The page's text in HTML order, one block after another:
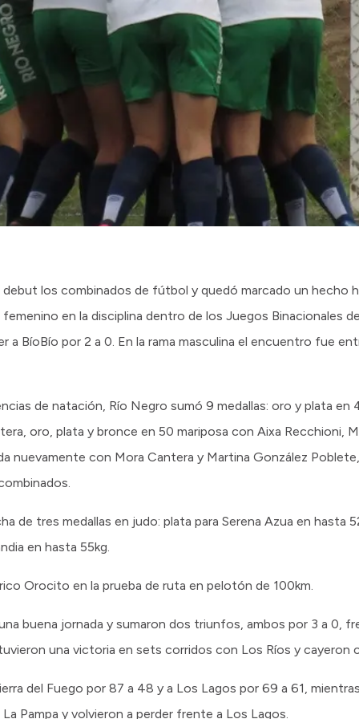
los combinados de fútbol y quedó marcado un hecho
en la disciplina dentro de los Juegos Binacionales
BíoBío por 2 a 0. En la rama masculina el encuentro fue
de natación, Río Negro sumó 9 medallas: oro y plata en
oro, plata y bronce en 50 mariposa con Aixa Recchioni,
nuevamente con Mora Cantera y Martina González
de tres medallas en judo: plata para Serena Azua en hasta
en hasta 55kg.
Orocito en la prueba de ruta en pelotón de 100km.
buena jornada y sumaron dos triunfos, ambos por 3 a 0,
una victoria en sets corridos con Los Ríos y cayeron
del Fuego por 87 a 48 y a Los Lagos por 69 a 61,
Pampa y volvieron a perder frente a Los Lagos.